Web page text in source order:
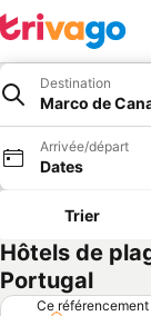
Destination
Marco de
Arrivée/départ
Dates
Trier
Hôtels de
Portugal
Ce